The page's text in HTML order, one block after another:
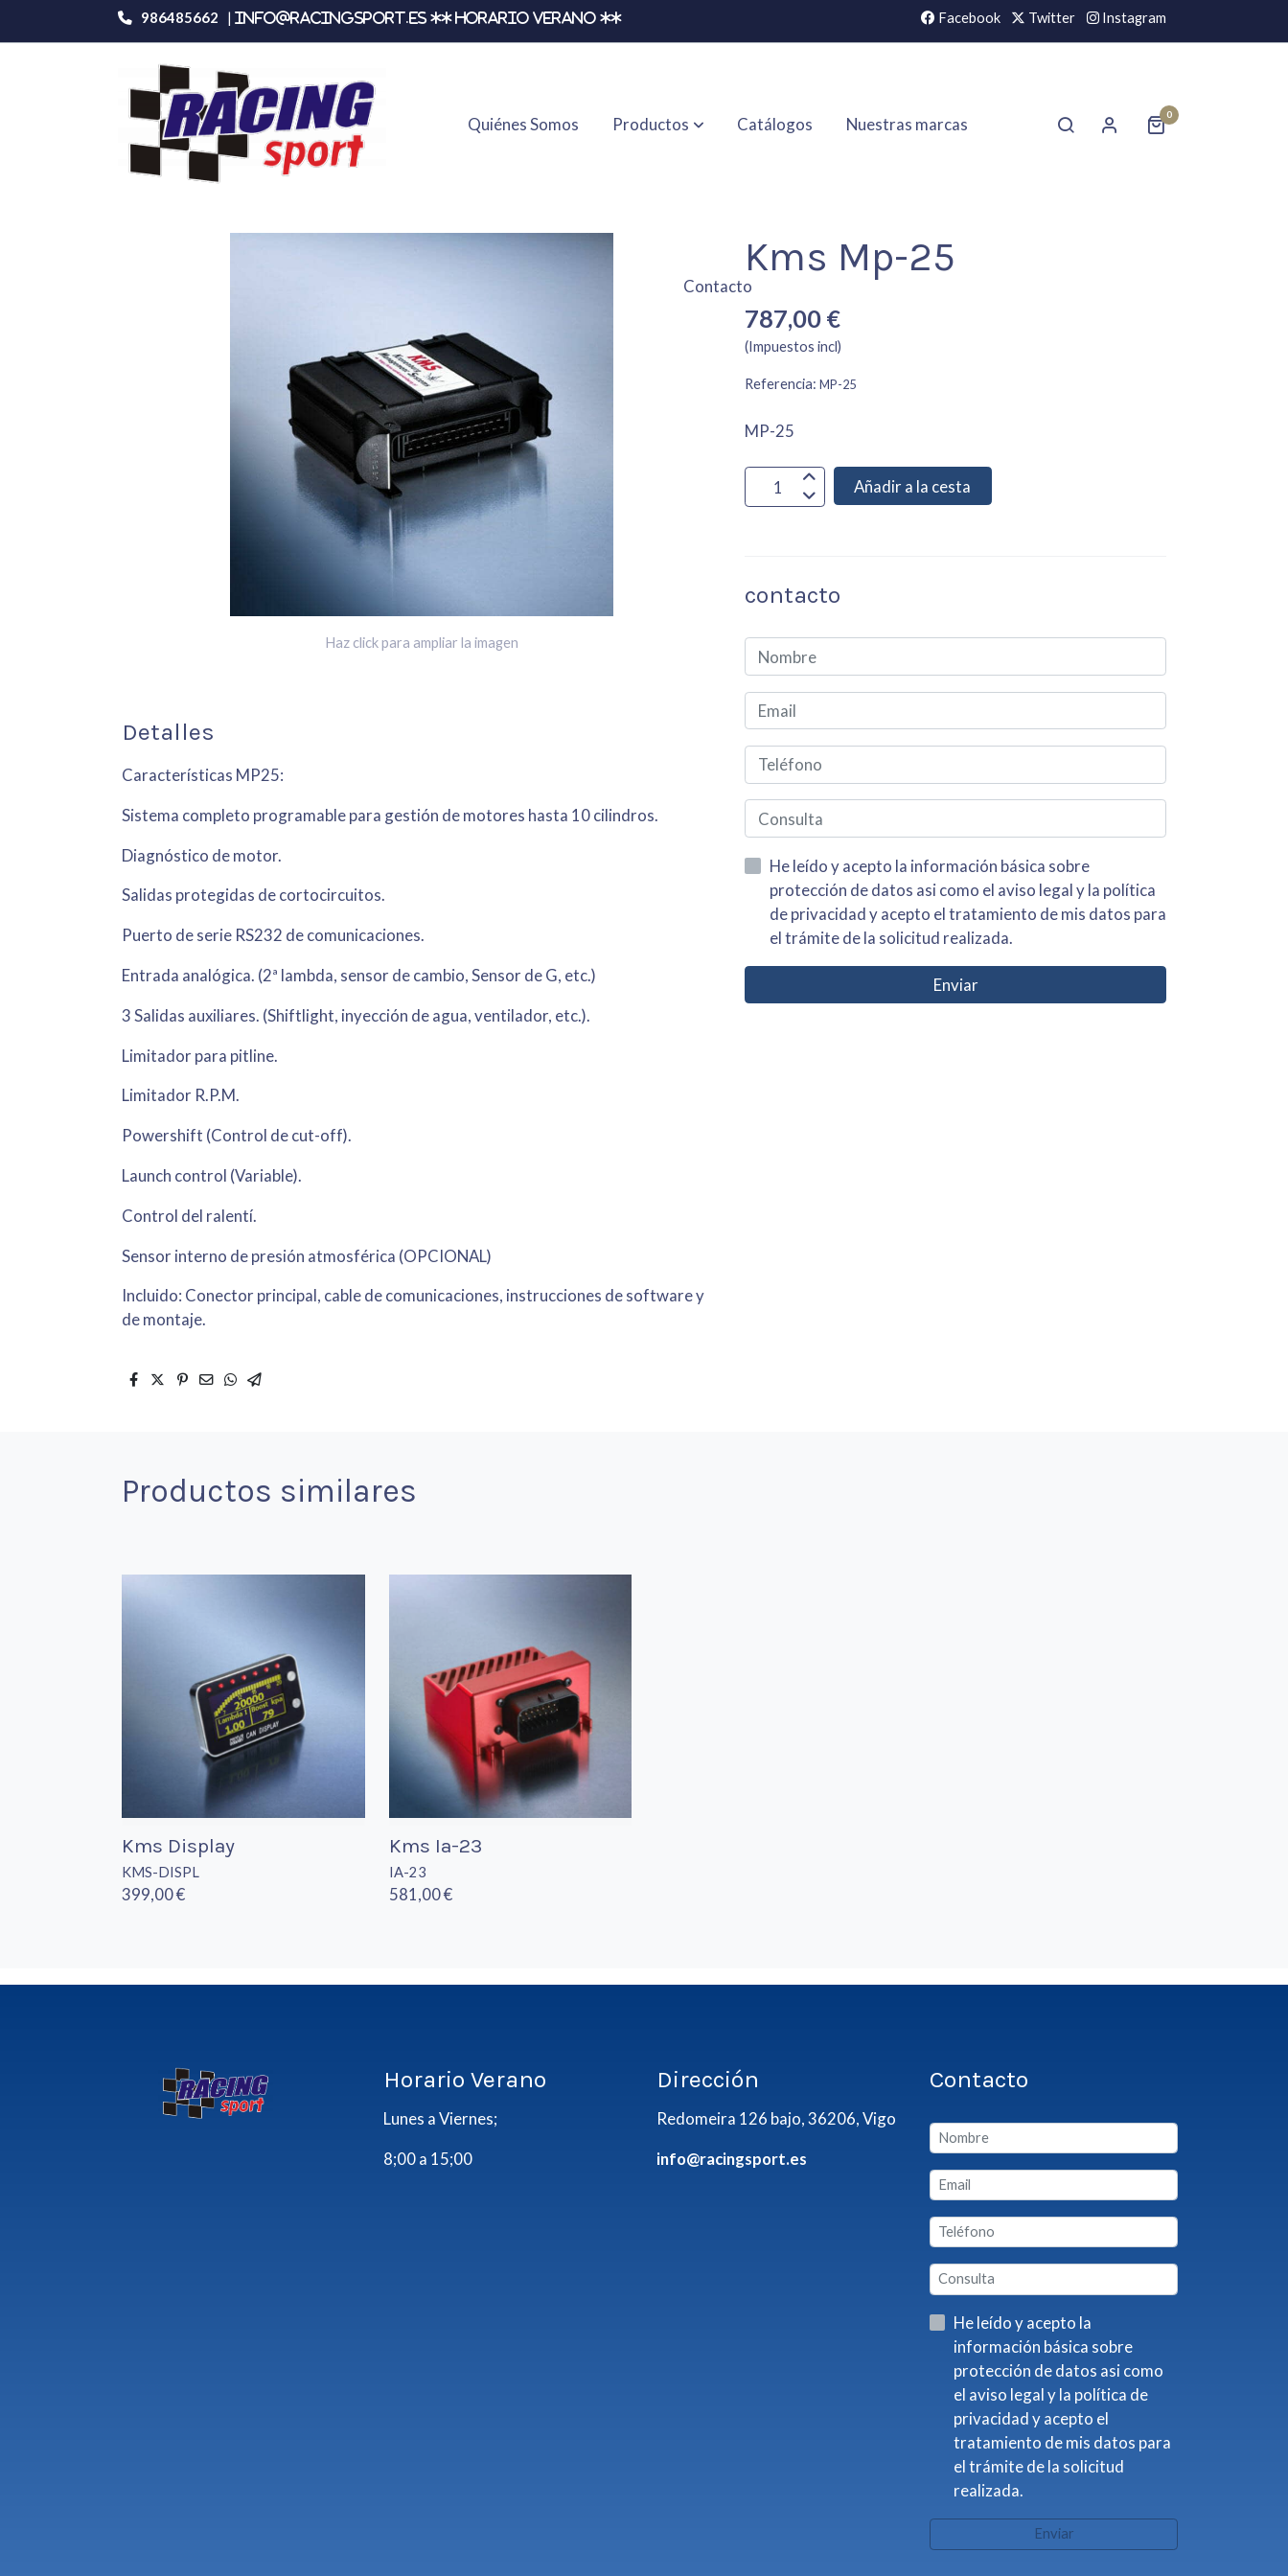
986485662 | info@racingsport.es ** HORARIO VERANO ** Facebook Twitter Instagram
Quiénes Somos Productos Catálogos Nuestras marcas
Contacto
0
Productos Kms Mp-25
Haz click para ampliar la imagen
Detalles
Características MP25:
Sistema completo programable para gestión de motores hasta 10 cilindros.
Diagnóstico de motor.
Salidas protegidas de cortocircuitos.
Puerto de serie RS232 de comunicaciones.
Entrada analógica. (2ª lambda, sensor de cambio, Sensor de G, etc.)
3 Salidas auxiliares. (Shiftlight, inyección de agua, ventilador, etc.).
Limitador para pitline.
Limitador R.P.M.
Powershift (Control de cut-off).
Launch control (Variable).
Control del ralentí.
Sensor interno de presión atmosférica (OPCIONAL)
Incluido: Conector principal, cable de comunicaciones, instrucciones de software y
de montaje.
Kms Mp-25
787,00 €
(Impuestos incl)
Referencia:MP-25
MP-25
Añadir a la cesta
contacto
He leído y acepto la información básica sobre
protección de datos asi como el aviso legal y la política
de privacidad y acepto el tratamiento de mis datos para
el trámite de la solicitud realizada.
Enviar
Productos similares
Kms Display
KMS-DISPL
399,00 €
Kms Ia-23
IA-23
581,00 €
Horario Verano
Lunes a Viernes;
8;00 a 15;00
Dirección
Redomeira 126 bajo, 36206, Vigo
info@racingsport.es
Contacto
He leído y acepto la
información básica sobre
protección de datos asi como
el aviso legal y la política de
privacidad y acepto el
tratamiento de mis datos para
el trámite de la solicitud
realizada.
Enviar